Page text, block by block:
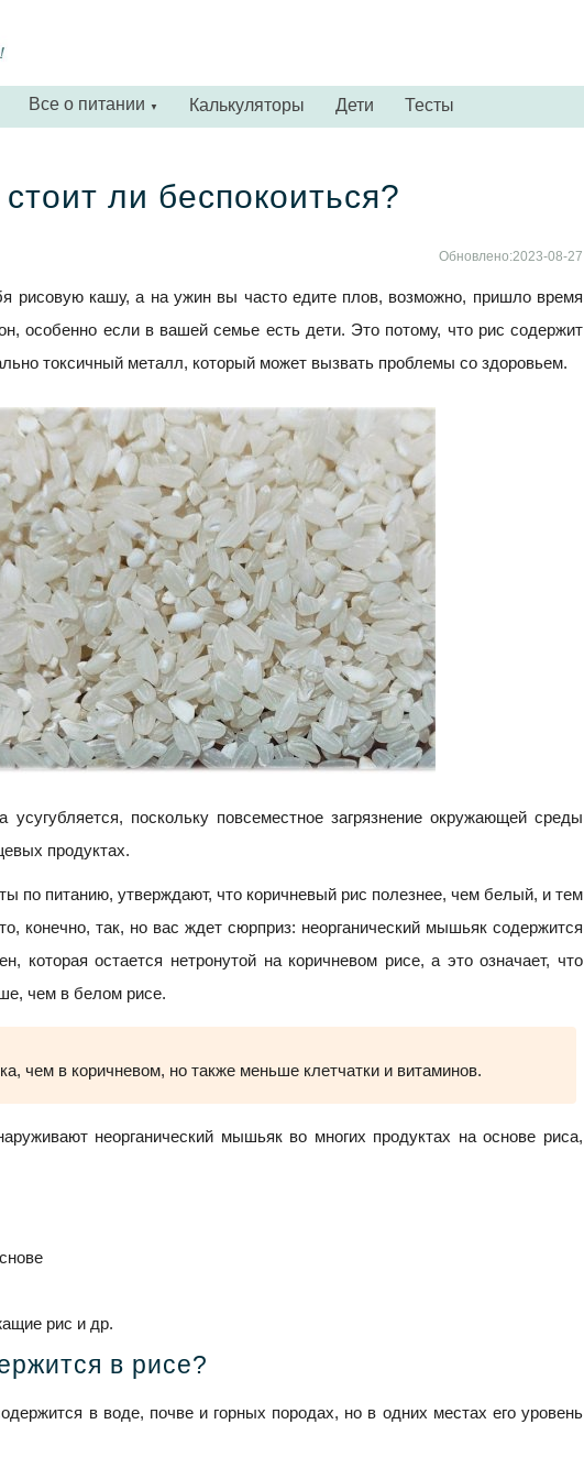
Все о питании ▼ Калькуляторы Дети Тесты
ли беспокоиться?
Обновлено:2023-08-27
рисовую кашу, а на ужин вы часто едите плов, возможно, пришло время
особенно если в вашей семье есть дети. Это потому, что рис содержит
токсичный металл, который может вызвать проблемы со здоровьем.
поскольку повсеместное загрязнение окружающей среды
продуктах.
по питанию, утверждают, что коричневый рис полезнее, чем белый, и тем
конечно, так, но вас ждет сюрприз: неорганический мышьяк содержится
которая остается нетронутой на коричневом рисе, а это означает, что
чем в белом рисе.
чем в коричневом, но также меньше клетчатки и витаминов.
неорганический мышьяк во многих продуктах на основе риса,
рис и др.
в рисе?
в воде, почве и горных породах, но в одних местах его уровень